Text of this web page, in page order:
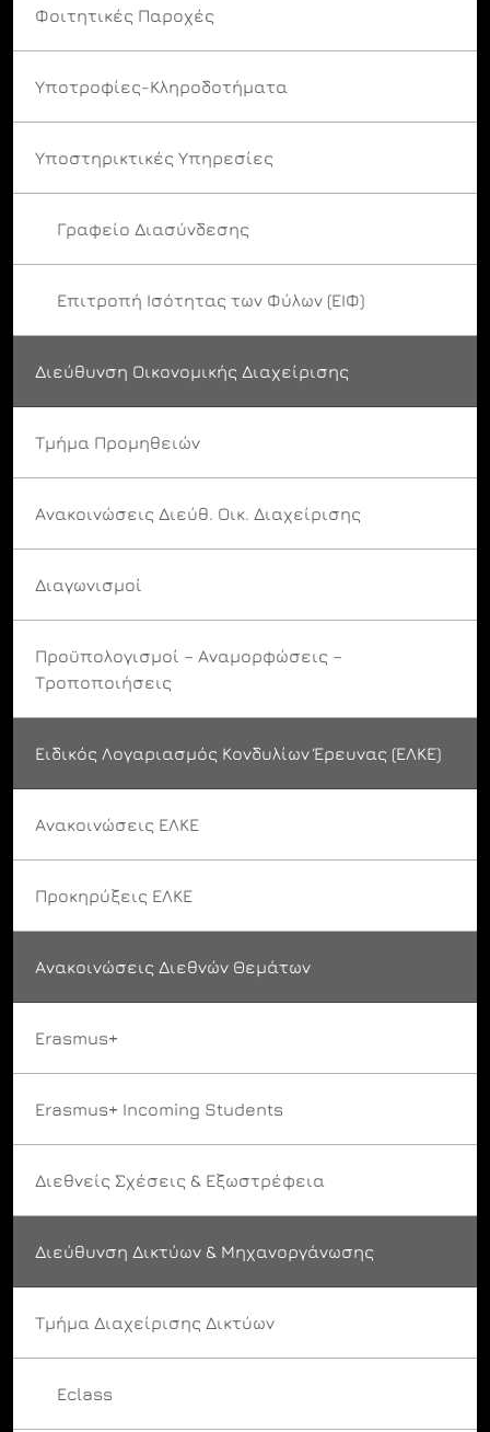
Φοιτητικές Παροχές
Υποτροφίες-Κληροδοτήματα
Υποστηρικτικές Υπηρεσίες
Γραφείο Διασύνδεσης
Επιτροπή Ισότητας των Φύλων (ΕΙΦ)
Διεύθυνση Οικονομικής Διαχείρισης
Τμήμα Προμηθειών
Ανακοινώσεις Διεύθ. Οικ. Διαχείρισης
Διαγωνισμοί
Προϋπολογισμοί – Αναμορφώσεις –
Τροποποιήσεις
Ειδικός Λογαριασμός Κονδυλίων Έρευνας (ΕΛΚΕ)
Ανακοινώσεις ΕΛΚΕ
Προκηρύξεις ΕΛΚΕ
Ανακοινώσεις Διεθνών Θεμάτων
Erasmus+
Erasmus+ Incoming Students
Διεθνείς Σχέσεις & Εξωστρέφεια
Διεύθυνση Δικτύων & Μηχανοργάνωσης
Τμήμα Διαχείρισης Δικτύων
Eclass